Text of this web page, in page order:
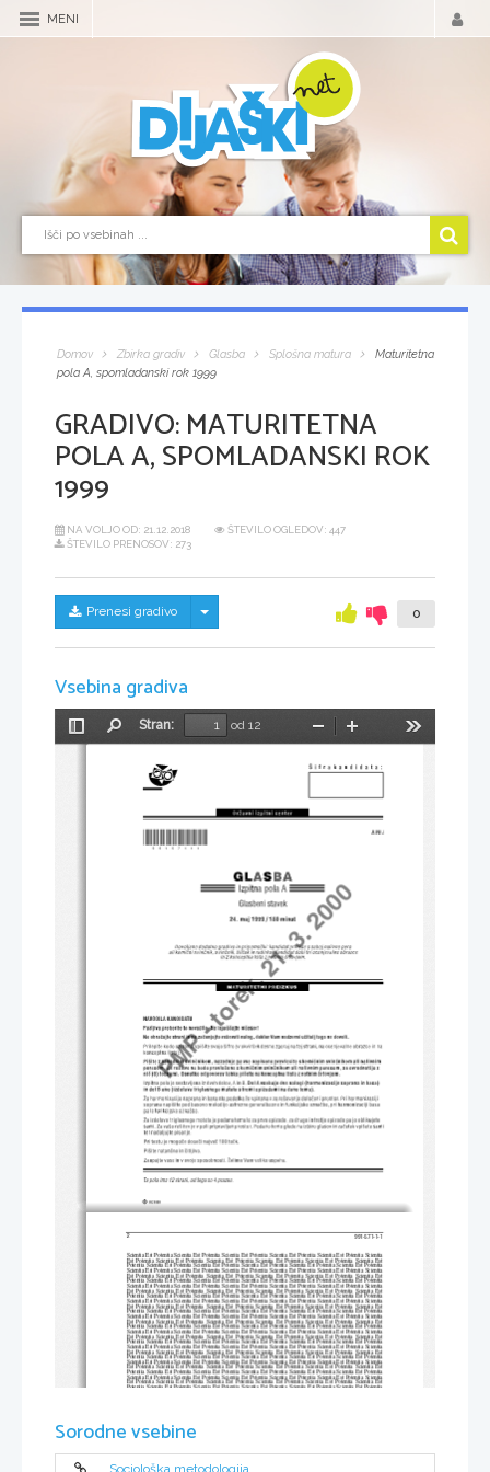
MENI
Domov Zbirka gradiv Glasba Splošna matura
Maturitetna
pola A, spomladanski rok 1999
GRADIVO:MATURITETNA
POLA A, SPOMLADANSKI ROK
1999
NA VOLJO OD: 21.12.2018
ŠTEVILO OGLEDOV: 447
ŠTEVILO PRENOSOV: 273
Prenesi gradivo Skrij/prikaži meni 0
Vsebina gradiva
Preklopi
Stran:
od 12
Pomanjšaj
PMP - torek, 21. 3. 2000
991-571-1-1
2
Scientia Est Potentia Scientia Est Potentia Scientia Est Potentia Scientia Est Potentia Scientia Est Potentia Scientia
Est Potentia Scientia Est Potentia Scientia Est Potentia Scientia Est Potentia Scientia Est Potentia Scientia Est
Potentia Scientia Est Potentia Scientia Est Potentia Scientia Est Potentia Scientia Est Potentia Scientia Est Potentia
Scientia Est Potentia Scientia Est Potentia Scientia Est Potentia Scientia Est Potentia Scientia Est Potentia Scientia
Est Potentia Scientia Est Potentia Scientia Est Potentia Scientia Est Potentia Scientia Est Potentia Scientia Est
Potentia Scientia Est Potentia Scientia Est Potentia Scientia Est Potentia Scientia Est Potentia Scientia Est Potentia
Scientia Est Potentia Scientia Est Potentia Scientia Est Potentia Scientia Est Potentia Scientia Est Potentia Scientia
Est Potentia Scientia Est Potentia Scientia Est Potentia Scientia Est Potentia Scientia Est Potentia Scientia Est
Potentia Scientia Est Potentia Scientia Est Potentia Scientia Est Potentia Scientia Est Potentia Scientia Est Potentia
Scientia Est Potentia Scientia Est Potentia Scientia Est Potentia Scientia Est Potentia Scientia Est Potentia Scientia
Est Potentia Scientia Est Potentia Scientia Est Potentia Scientia Est Potentia Scientia Est Potentia Scientia Est
Potentia Scientia Est Potentia Scientia Est Potentia Scientia Est Potentia Scientia Est Potentia Scientia Est Potentia
Scientia Est Potentia Scientia Est Potentia Scientia Est Potentia Scientia Est Potentia Scientia Est Potentia Scientia
Est Potentia Scientia Est Potentia Scientia Est Potentia Scientia Est Potentia Scientia Est Potentia Scientia Est
Potentia Scientia Est Potentia Scientia Est Potentia Scientia Est Potentia Scientia Est Potentia Scientia Est Potentia
Scientia Est Potentia Scientia Est Potentia Scientia Est Potentia Scientia Est Potentia Scientia Est Potentia Scientia
Est Potentia Scientia Est Potentia Scientia Est Potentia Scientia Est Potentia Scientia Est Potentia Scientia Est
Potentia Scientia Est Potentia Scientia Est Potentia Scientia Est Potentia Scientia Est Potentia Scientia Est Potentia
Scientia Est Potentia Scientia Est Potentia Scientia Est Potentia Scientia Est Potentia Scientia Est Potentia Scientia
Est Potentia Scientia Est Potentia Scientia Est Potentia Scientia Est Potentia Scientia Est Potentia Scientia Est
Potentia Scientia Est Potentia Scientia Est Potentia Scientia Est Potentia Scientia Est Potentia Scientia Est Potentia
Scientia Est Potentia Scientia Est Potentia Scientia Est Potentia Scientia Est Potentia Scientia Est Potentia Scientia
Est Potentia Scientia Est Potentia Scientia Est Potentia Scientia Est Potentia Scientia Est Potentia Scientia Est
Potentia Scientia Est Potentia Scientia Est Potentia Scientia Est Potentia Scientia Est Potentia Scientia Est Potentia
Scientia Est Potentia Scientia Est Potentia Scientia Est Potentia Scientia Est Potentia Scientia Est Potentia Scientia
Est Potentia Scientia Est Potentia Scientia Est Potentia Scientia Est Potentia Scientia Est Potentia Scientia Est
Potentia Scientia Est Potentia Scientia Est Potentia Scientia Est Potentia Scientia Est Potentia Scientia Est Potentia
Scientia Est Potentia Scientia Est Potentia Scientia Est Potentia Scientia Est Potentia Scientia Est Potentia Scientia
Est Potentia Scientia Est Potentia Scientia Est Potentia Scientia Est Potentia Scientia Est Potentia Scientia Est
Potentia Scientia Est Potentia Scientia Est Potentia Scientia Est Potentia Scientia Est Potentia Scientia Est Potentia
Scientia Est Potentia Scientia Est Potentia Scientia Est Potentia Scientia Est Potentia Scientia Est Potentia Scientia
Scientia Est Potentia Scientia Est Potentia Scientia Est Potentia Scientia Est Potentia Scientia Est Potentia Scientia
Potentia Scientia Est Potentia Scientia Est Potentia Scientia Est Potentia Scientia Est Potentia Scientia Est Potentia
Scientia Est Potentia Scientia Est Potentia Scientia Est Potentia Scientia Est Potentia Scientia Est Potentia Scientia
Sorodne vsebine
Sociološka metodologija